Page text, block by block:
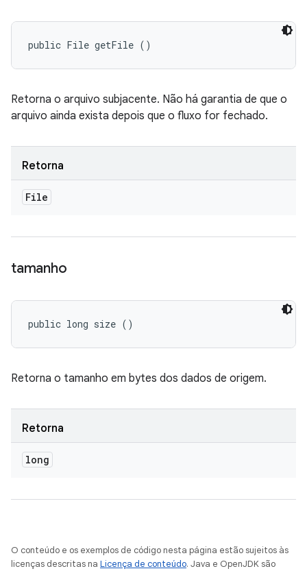
public File getFile ()
Retorna o arquivo subjacente. Não há garantia de que o
arquivo ainda exista depois que o fluxo for fechado.
Retorna
File
tamanho
public long size ()
Retorna o tamanho em bytes dos dados de origem.
Retorna
long
O conteúdo e os exemplos de código nesta página estão sujeitos às
licenças descritas na Licença de conteúdo. Java e OpenJDK são